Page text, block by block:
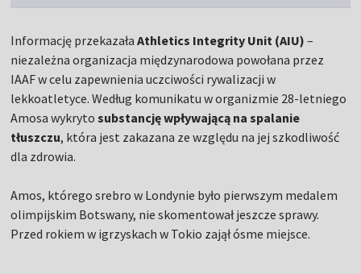
Informację przekazałaAthletics Integrity Unit (AIU) –
niezależna organizacja międzynarodowa powołana przez
IAAF w celu zapewnienia uczciwości rywalizacji w
lekkoatletyce. Według komunikatu w organizmie 28-letniego
Amosa wykrytosubstancję wpływającą na spalanie
tłuszczu, która jest zakazana ze względu na jej szkodliwość
dla zdrowia.
Amos, którego srebro w Londynie było pierwszym medalem
olimpijskim Botswany, nie skomentował jeszcze sprawy.
Przed rokiem w igrzyskach w Tokio zajął ósme miejsce.